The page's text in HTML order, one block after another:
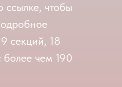
ссылке, чтобы
секций, 18
более чем 190